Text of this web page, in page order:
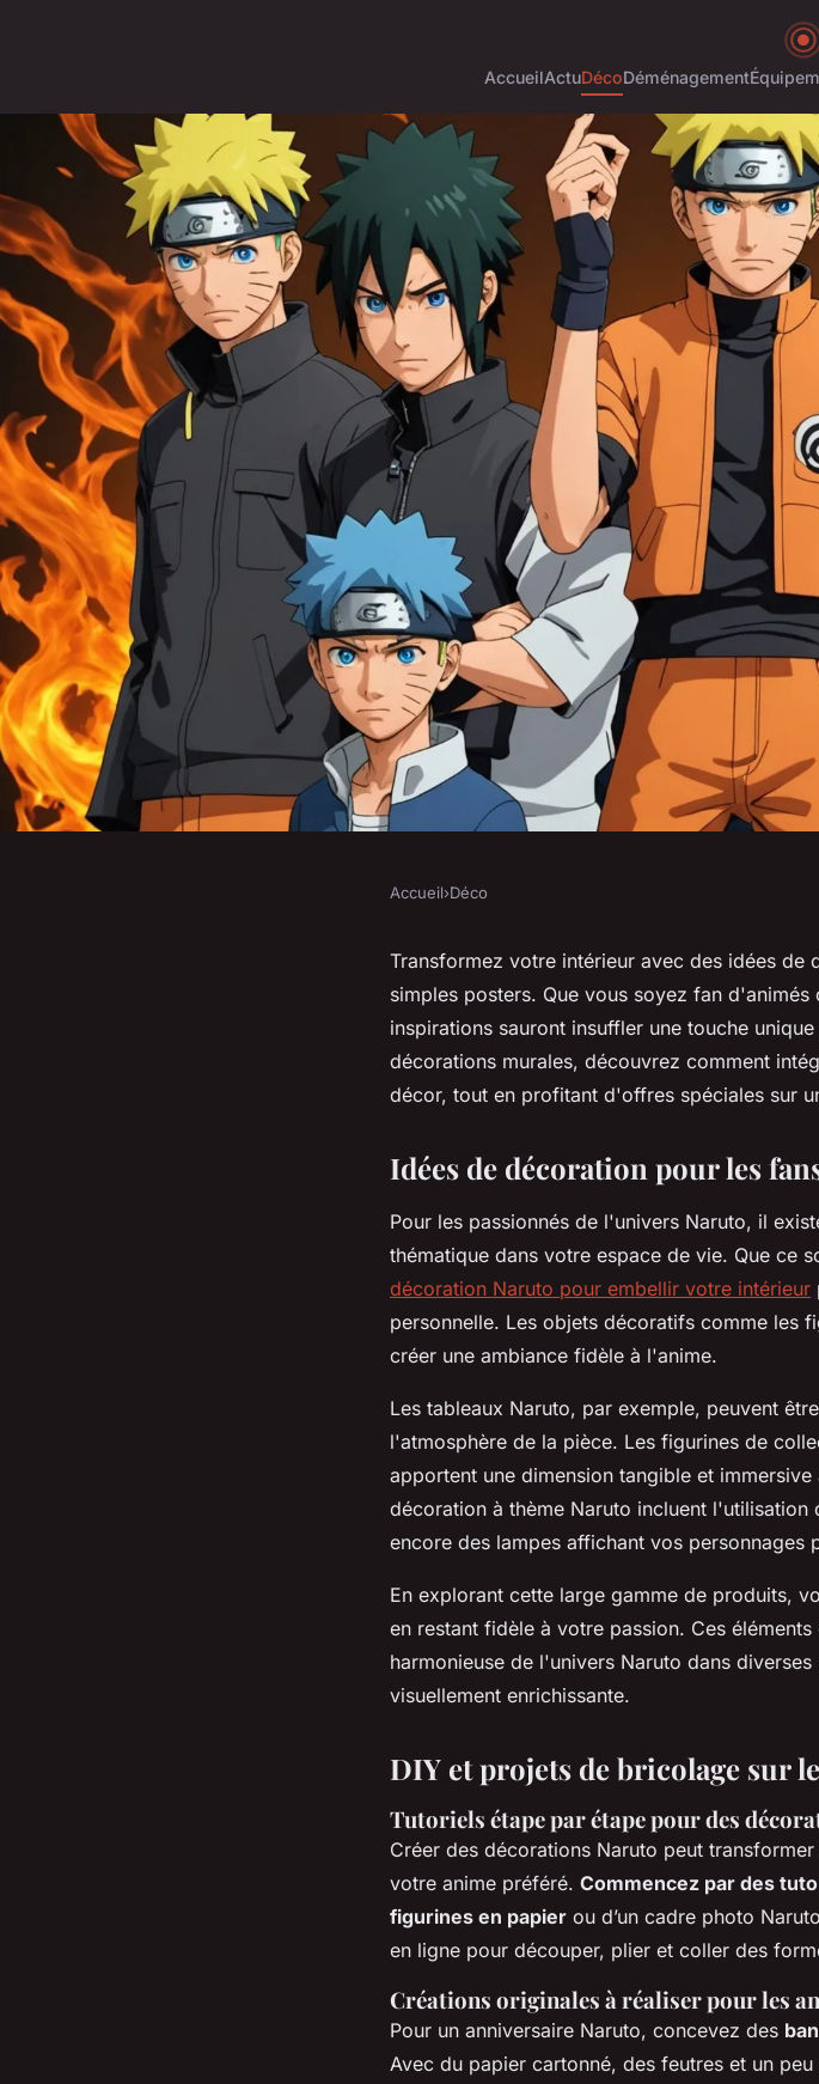
AccueilActuDécoDéménagement
Idées de décoration naruto
transformer votre intérieur
Accueil›Déco
Transformez votre intérieur avec des idées de
simples posters. Que vous soyez fan
inspirations sauront insuffler une touche
décorations murales, découvrez comment
décor, tout en profitant d'offres spéciales sur
Idées de décoration pour les
Pour les passionnés de l'univers Naruto, il
thématique dans votre espace de vie. Que ce
décoration Naruto pour embellir votre intérieur
personnelle. Les objets décoratifs comme les
créer une ambiance fidèle à l'anime.
Les tableaux Naruto, par exemple, peuvent
l'atmosphère de la pièce. Les figurines de
apportent une dimension tangible et
décoration à thème Naruto incluent
encore des lampes affichant vos personnages
En explorant cette large gamme de produits,
en restant fidèle à votre passion. Ces
harmonieuse de l'univers Naruto dans
visuellement enrichissante.
DIY et projets de bricolage sur
Tutoriels étape par étape pour des
Créer des décorations Naruto peut
votre anime préféré. Commencez par des
figurines en papier ou d’un cadre photo
en ligne pour découper, plier et coller des
Créations originales à réaliser pour les
Pour un anniversaire Naruto, concevez des
Avec du papier cartonné, des feutres et un